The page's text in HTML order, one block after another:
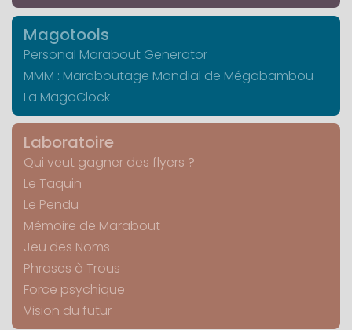
Magotools
Personal Marabout Generator
MMM : Maraboutage Mondial de Mégabambou
La MagoClock
Laboratoire
Qui veut gagner des flyers ?
Le Taquin
Le Pendu
Mémoire de Marabout
Jeu des Noms
Phrases à Trous
Force psychique
Vision du futur